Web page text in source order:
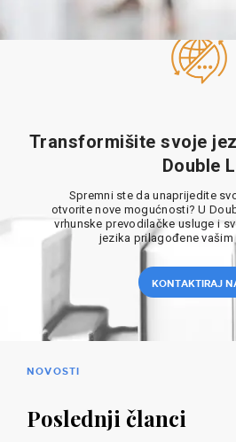
Transformišite svoje
Double L
Spremni ste da unaprijedite
otvorite nove mogućnosti? U
vrhunske prevodilačke usluge i
jezika prilagođene
KONTAKTIRAJ
NOVOSTI
Poslednji članci